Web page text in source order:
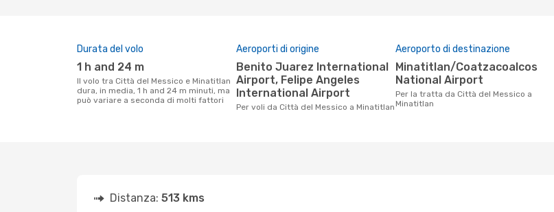
Durata del volo
1 h and 24 m
Il volo tra Città del Messico e Minatitlan
dura, in media, 1 h and 24 m minuti, ma
può variare a seconda di molti fattori
Aeroporti di origine
Benito Juarez International
Airport, Felipe Angeles
International Airport
Per voli da Città del Messico a Minatitlan
Aeroporto di destinazione
Minatitlan/Coatzacoalcos
National Airport
Per la tratta da Città del Messico a
Minatitlan
Distanza: 513 kms